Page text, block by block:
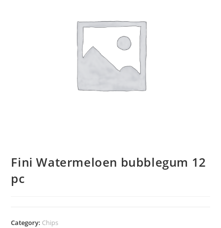
Fini Watermeloen bubblegum 12
pc
Category: Chips